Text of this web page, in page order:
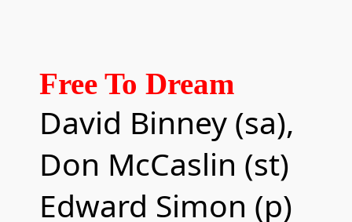
Free To Dream
David Binney (sa),
Don McCaslin (st)
Edward Simon (p)